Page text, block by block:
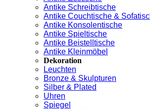
Antike Schreibtische
Antike Couchtische &
Antike Konsolentische
Antike Spieltische
Antike Beistelltische
Antike Kleinmöbel
Dekoration
Leuchten
Bronze & Skulpturen
Silber & Plated
Uhren
Spiegel